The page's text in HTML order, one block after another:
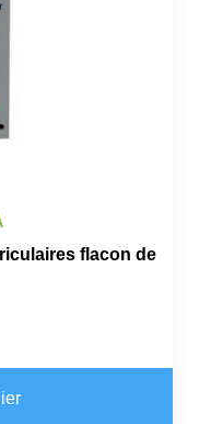
flacon de